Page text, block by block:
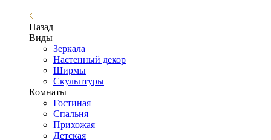
Назад
Виды
Зеркала
Настенный декор
Ширмы
Скульптуры
Комнаты
Гостиная
Спальня
Прихожая
Детская